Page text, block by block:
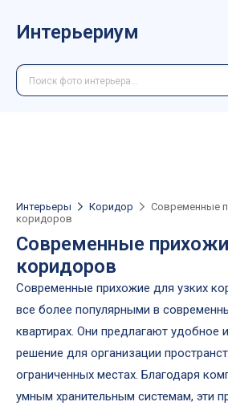
Интерьериум
Интерьеры Коридор
Современные
коридоров
Современные
коридоров
Современные прихожие для узких
все более популярными в
квартирах. Они предлагают удобное
решение для организации
ограниченных местах. Благодаря
умным хранительным системам, эти